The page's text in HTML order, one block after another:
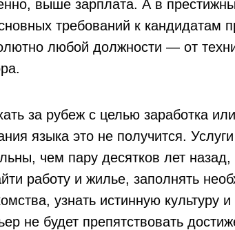
выше зарплата. А в
требований к кандидатам
любой должности — от
за рубеж с целью заработка
языка это не получится. Услуги
чем пару десятков лет назад,
работу и жилье, заполнять
узнать истинную культуру
не будет препятствовать